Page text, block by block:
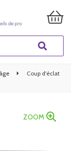
Coup d'éclat
ZOOM